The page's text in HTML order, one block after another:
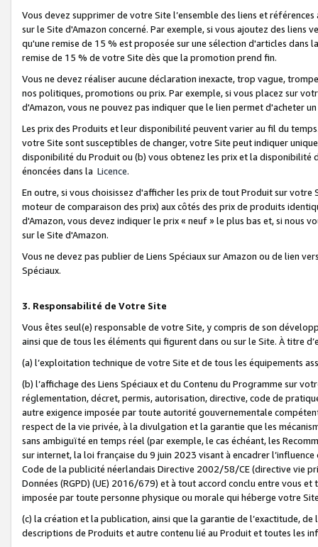
Vous devez supprimer de votre Site l’ensemble des liens et
sur le Site d'Amazon concerné. Par exemple, si vous ajoutez des
qu'une remise de 15 % est proposée sur une sélection d'articles
remise de 15 % de votre Site dès que la promotion prend fin.
Vous ne devez réaliser aucune déclaration inexacte, trop vague,
nos politiques, promotions ou prix. Par exemple, si vous placez sur
d'Amazon, vous ne pouvez pas indiquer que le lien permet d'acheter
Les prix des Produits et leur disponibilité peuvent varier au fil du
votre Site sont susceptibles de changer, votre Site peut indiquer
disponibilité du Produit ou (b) vous obtenez les prix et la disponibilité
énoncées dans la Licence.
En outre, si vous choisissez d'afficher les prix de tout Produit sur
moteur de comparaison des prix) aux côtés des prix de produits
d'Amazon, vous devez indiquer le prix « neuf » le plus bas et, si nous
sur le Site d'Amazon.
Vous ne devez pas publier de Liens Spéciaux sur Amazon ou de lien
Spéciaux.
3. Responsabilité de Votre Site
Vous êtes seul(e) responsable de votre Site, y compris de son
ainsi que de tous les éléments qui figurent dans ou sur le Site. À titre
(a) l’exploitation technique de votre Site et de tous les équipements
(b) l’affichage des Liens Spéciaux et du Contenu du Programme sur
réglementation, décret, permis, autorisation, directive, code de
autre exigence imposée par toute autorité gouvernementale
respect de la vie privée, à la divulgation et la garantie que les
sans ambiguïté en temps réel (par exemple, le cas échéant, les
sur internet, la loi française du 9 juin 2023 visant à encadrer
Code de la publicité néerlandais Directive 2002/58/CE (directive vie
Données (RGPD) (UE) 2016/679) et à tout accord conclu entre vous
imposée par toute personne physique ou morale qui héberge votre
(c) la création et la publication, ainsi que la garantie de l’exactitude,
descriptions de Produits et autre contenu lié au Produit et toutes les